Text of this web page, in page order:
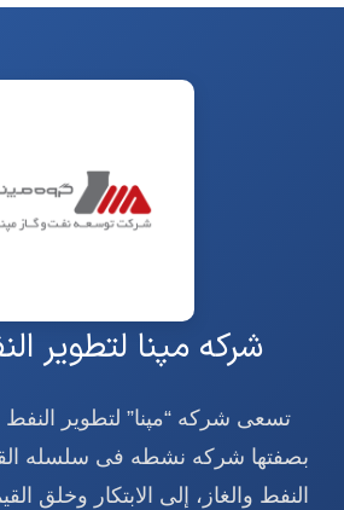
شرکه مپنا لتطویر
بصفتها شرکه نشطه فی سلسله
النفط والغاز، إلى الابتکار وخلق